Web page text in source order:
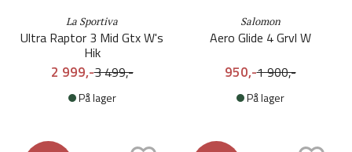
La Sportiva
Ultra Raptor 3 Mid Gtx W's
Hik
3 499,-
2 999,-
På lager
Salomon
Aero Glide 4 Grvl W
1 900,-
950,-
På lager